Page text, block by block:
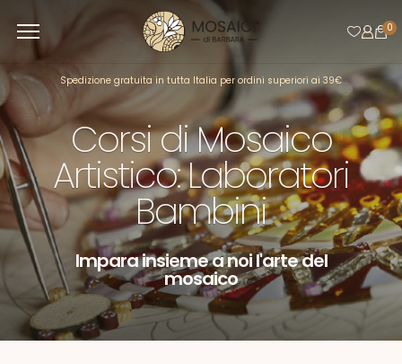
Spedizione gratuita in tutta Italia per ordini superiori ai 39€
Corsi di Mosaico
Artistico: Laboratori
Bambini
Impara insieme a noi l'arte del
mosaico
0